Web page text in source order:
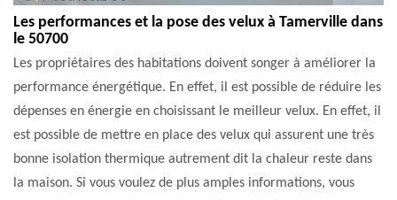
Les performances et la pose des velux à Tamerville dans
le 50700
Les propriétaires des habitations doivent songer à améliorer la
performance énergétique. En effet, il est possible de réduire les
dépenses en énergie en choisissant le meilleur velux. En effet, il
est possible de mettre en place des velux qui assurent une très
bonne isolation thermique autrement dit la chaleur reste dans
la maison. Si vous voulez de plus amples informations, vous